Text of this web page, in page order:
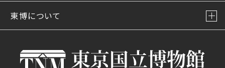
東博について